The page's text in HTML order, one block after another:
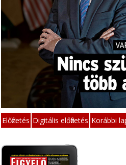
Előfizetés Digitális előfizetés Korábbi